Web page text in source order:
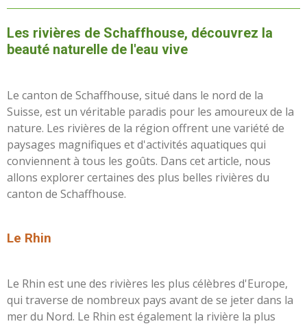
Les rivières de Schaffhouse, découvrez la
beauté naturelle de l'eau vive
Le canton de Schaffhouse, situé dans le nord de la
Suisse, est un véritable paradis pour les amoureux de la
nature. Les rivières de la région offrent une variété de
paysages magnifiques et d'activités aquatiques qui
conviennent à tous les goûts. Dans cet article, nous
allons explorer certaines des plus belles rivières du
canton de Schaffhouse.
Le Rhin
Le Rhin est une des rivières les plus célèbres d'Europe,
qui traverse de nombreux pays avant de se jeter dans la
mer du Nord. Le Rhin est également la rivière la plus